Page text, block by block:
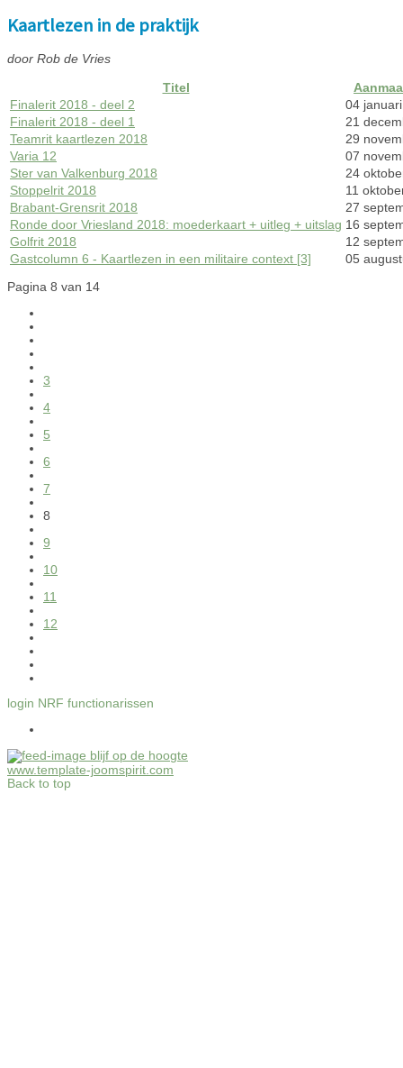
Kaartlezen in de praktijk
door Rob de Vries
Titel
Finalerit 2018 - deel 2
04
Finalerit 2018 - deel 1
21
Teamrit kaartlezen 2018
29
Varia 12
07
Ster van Valkenburg 2018
24
Stoppelrit 2018
11
Brabant-Grensrit 2018
27
Ronde door Vriesland 2018: moederkaart + uitleg + uitslag 16
Golfrit 2018
12
Gastcolumn 6 - Kaartlezen in een militaire context [3]
05
Pagina 8 van 14
3
4
5
6
7
8
9
10
11
12
login NRF functionarissen
blijf op de hoogte
www.template-joomspirit.com
Back to top